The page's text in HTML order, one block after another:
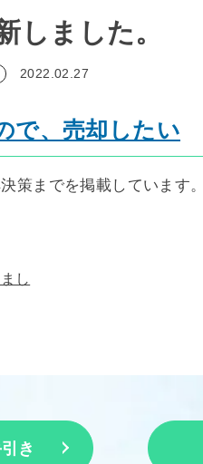
しました。
2022.02.27
で、売却したい
策までを掲載しています。
し
き